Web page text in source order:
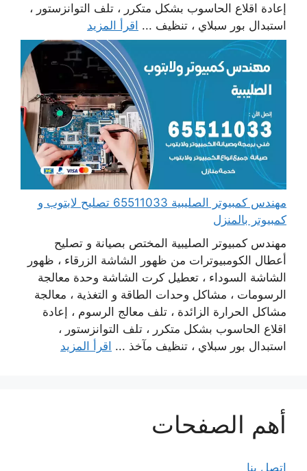
إعادة اقلاع الحاسوب بشكل متكرر ، تلف التوانزستور ،
استبدال بور سبلاي ، تنظيف ... اقرأ المزيد
مهندس كمبيوتر الصليبية 65511033 تصليح لابتوب و
كمبيوتر بالمنزل
مهندس كمبيوتر الصليبية المختص بصيانة و تصليح
أعطال الكومبيوترات من ظهور الشاشة الزرقاء ، ظهور
الشاشة السوداء ، تعطيل كرت الشاشة وحدة معالجة
الرسومات ، مشاكل وحدات الطاقة و التغذية ، معالجة
مشاكل الحرارة الزائدة ، تلف معالج الرسوم ، إعادة
اقلاع الحاسوب بشكل متكرر ، تلف التوانزستور ،
استبدال بور سبلاي ، تنظيف مآخذ ... اقرأ المزيد
أهم الصفحات
اتصل بنا